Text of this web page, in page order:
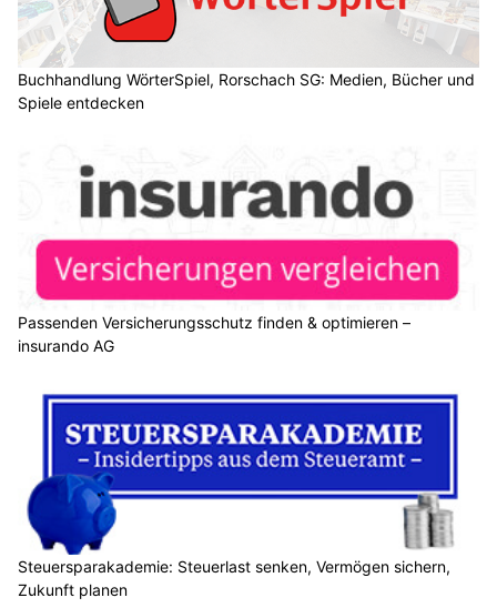
Buchhandlung WörterSpiel, Rorschach SG: Medien, Bücher und
Spiele entdecken
Passenden Versicherungsschutz finden & optimieren –
insurando AG
Steuersparakademie: Steuerlast senken, Vermögen sichern,
Zukunft planen